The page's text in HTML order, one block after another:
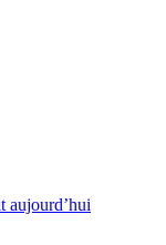
aujourd’hui